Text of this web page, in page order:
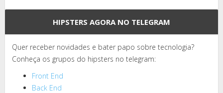
HIPSTERS AGORA NO TELEGRAM
Quer receber novidades e bater papo sobre tecnologia?
Conheça os grupos do hipsters no telegram:
Front End
Back End